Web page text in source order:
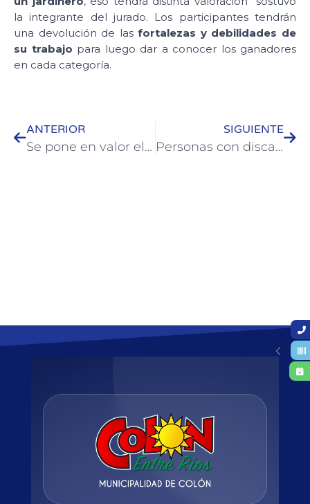
la integrante del jurado. Los participantes tendrán
una devolución de lasfortalezas y debilidades de
su trabajo para luego dar a conocer los ganadores
en cada categoría.
ANTERIOR
Se pone en valor el edificio del Centro Integrador Comunitario
SIGUIENTE
Personas con discapacidad aprobaron las rampas construidas en la plaza San Martín